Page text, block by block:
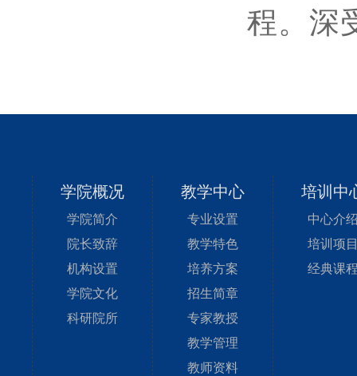
程。深
学院概况
学院简介
院长致辞
机构设置
学院文化
科研院所
教学中心
专业设置
教学特色
培养方案
招生简章
专家教授
教学管理
教师资料
培训中
中心介
培训项
经典课